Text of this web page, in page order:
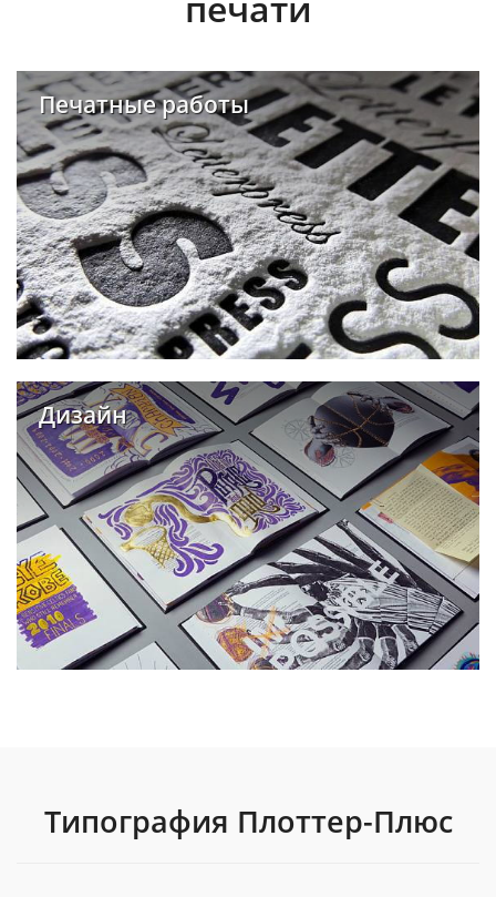
Печатные работы
Дизайн
Типография Плоттер-Плюс